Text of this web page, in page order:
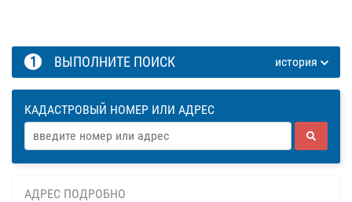
1 ВЫПОЛНИТЕ ПОИСК история
КАДАСТРОВЫЙ НОМЕР ИЛИ АДРЕС
АДРЕС ПОДРОБНО